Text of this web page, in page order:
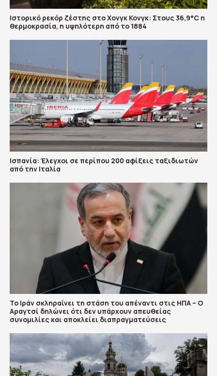
Ιστορικό ρεκόρ ζέστης στο Χονγκ Κονγκ: Στους 36,9°C η
θερμοκρασία, η υψηλότερη από το 1884
Ισπανία: Έλεγχοι σε περίπου 200 αφίξεις ταξιδιωτών
από την Ιταλία
Το Ιράν σκληραίνει τη στάση του απέναντι στις ΗΠΑ – Ο
Αραγτσί δηλώνει ότι δεν υπάρχουν απευθείας
συνομιλίες και αποκλείει διαπραγματεύσεις